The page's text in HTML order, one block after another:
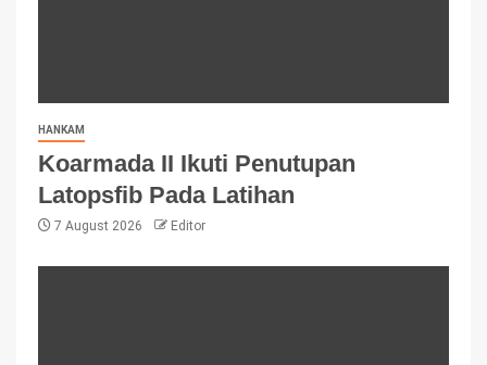
HANKAM
Koarmada II Ikuti Penutupan
Latopsfib Pada Latihan
7 August 2026 Editor